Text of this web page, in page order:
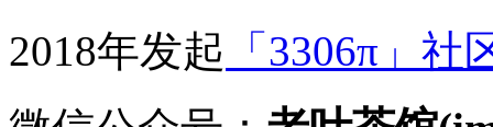
2018年发起 「3306π」社